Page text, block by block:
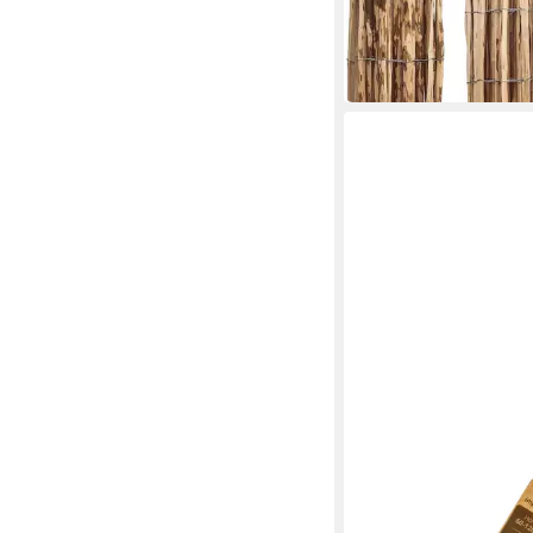
ab 61,51 € 72,12 €
-15%
in 3-4 Werktagen bei dir
Staketenzaun
Gartenzaun, Rollzaun